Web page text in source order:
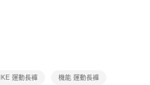
將收到繳費通知簡訊。
14天內，點擊此簡訊中的連結，可透過四大超商／
方式進行付款，方視為交易完成。
先享後付 」之結帳頁面顯示為準，若有關於
取消欲退款等相關疑問，請聯繫「AFTEE先享後付
netprotections.freshdesk.com/support/home
含以上)免運費
運動長褲 機能 運動長褲